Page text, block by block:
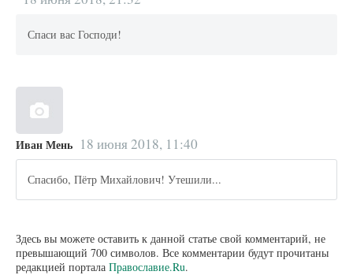
Спаси вас Господи!
Иван Мень 18 июня 2018, 11:40
Спасибо, Пётр Михайлович! Утешили...
Здесь вы можете оставить к данной статье свой комментарий, не
превышающий 700 символов. Все комментарии будут прочитаны
редакцией портала Православие.Ru.